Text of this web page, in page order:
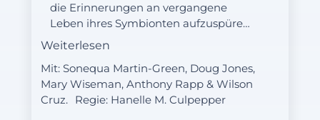
die Erinnerungen an vergangene
Leben ihres Symbionten aufzuspüren.
Saru lädt die Brückenoffiziere zu
Weiterlesen
Mit: Sonequa Martin-Green, Doug Jones,
Mary Wiseman, Anthony Rapp & Wilson
Cruz.
Regie: Hanelle M. Culpepper